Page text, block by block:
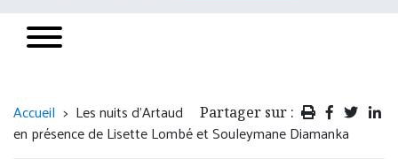
Accueil 24h/24.
Urgence psychiatrique avec présomption
Partager sur :
Accueil
Les nuits d'Artaud
en présence de Lisette Lombé et Souleymane Diamanka